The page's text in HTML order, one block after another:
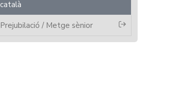
català
Prejubilació / Metge sènior